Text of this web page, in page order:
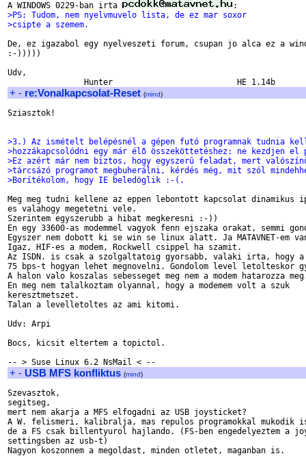
A WINDOWS 0229-ban irta
>PS: Tudom, nem nyelvmuvelo lista, de ez mar soxor
>csipte a szemem.
De, ez igazabol egy nyelveszeti forum, csupan jo alca ez a
:-)))))
Udv,
+ - re:Vonalkapcsolat-Reset (mind)
Sziasztok!
>3.) Az ismételt belépésnél a gépen futó programnak tudnia
>hozzákapcsolódni egy már élõ összeköttetéshez: ne kezdjen
>Ez azért már nem biztos, hogy egyszerû feladat, mert
>tárcsázó programot megbuherálni, kérdés még, mit szól
>Borítékolom, hogy IE beledöglik :-(.
Meg meg tudni kellene az eppen lebontott kapcsolat dinamikus
es valahogy megetetni vele.
Szerintem egyszerubb a hibat megkeresni :-))
En egy 33600-as modemmel vagyok fenn ejszaka orakat, semmi
Egyszer nem dobott ki se win se linux alatt. Ja MATAVNET-em
Igaz, HIF-es a modem, Rockwell csippel ha szamit.
Az ISDN. is csak a szolgaltatoig gyorsabb, valaki irta, hogy
75 bps-t hogyan lehet megnovelni. Gondolom level letolteskor
A halon valo koszalas sebesseget meg nem a modem hatarozza
En meg nem talalkoztam olyannal, hogy a modemem volt a szuk
keresztmetszet.
Talan a levelletoltes az ami kitomi.
Udv: Arpi
Bocs, kicsit eltertem a topictol.
+ - USB MFS konfliktus (mind)
Szevasztok,
segitseg,
mert nem akarja a MFS elfogadni az USB joysticket?
A W. felismeri, kalibralja, mas repulos programokkal mukodik
de a FS csak billentyurol hajlando. (FS-ben engedelyeztem a
settingsben az usb-t)
Nagyon koszonnem a megoldast, minden otletet, maganban is.